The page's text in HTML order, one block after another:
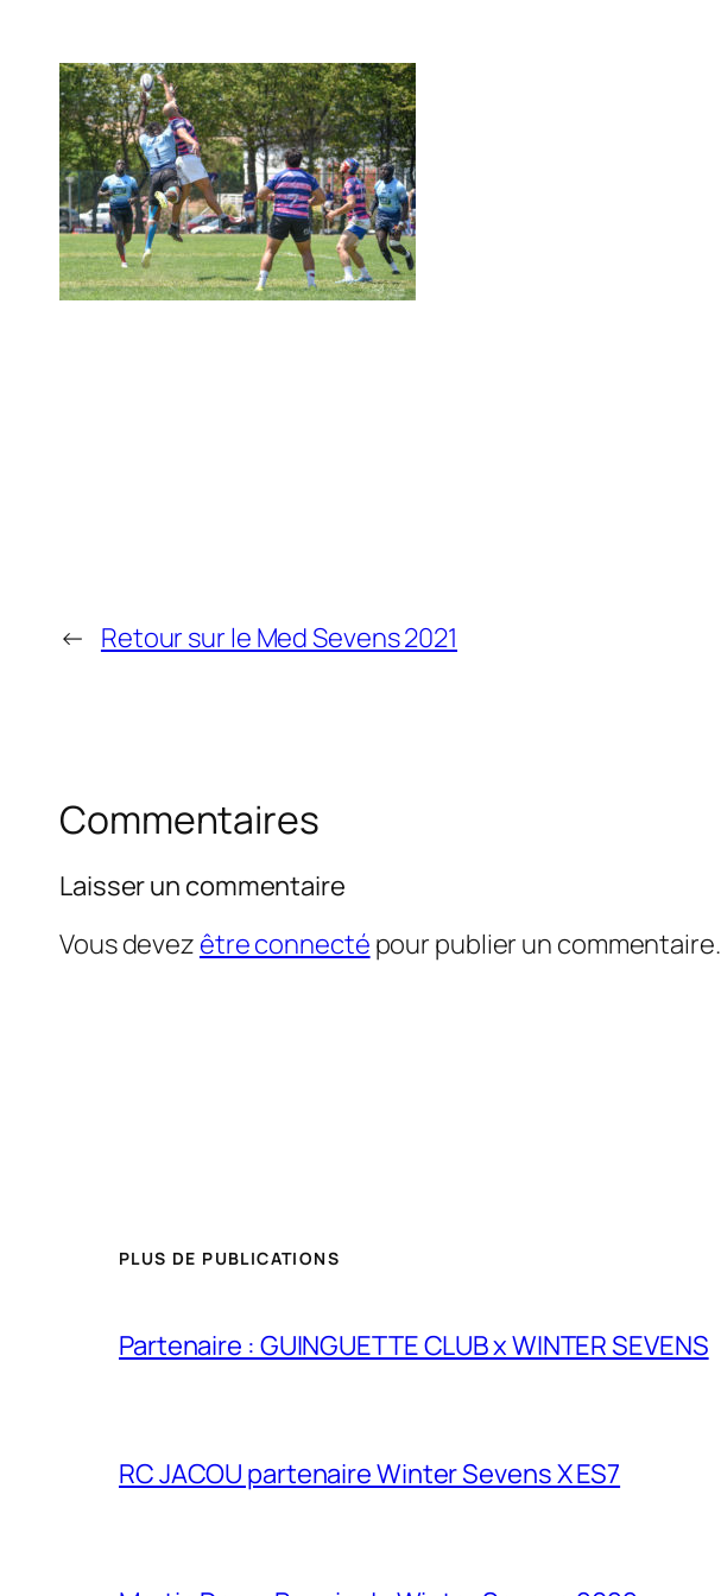
← Retour sur le Med Sevens 2021
Commentaires
Laisser un commentaire
Vous devez être connecté pour publier un commentaire.
PLUS DE PUBLICATIONS
Partenaire : GUINGUETTE CLUB x WINTER SEVENS
RC JACOU partenaire Winter Sevens X ES7